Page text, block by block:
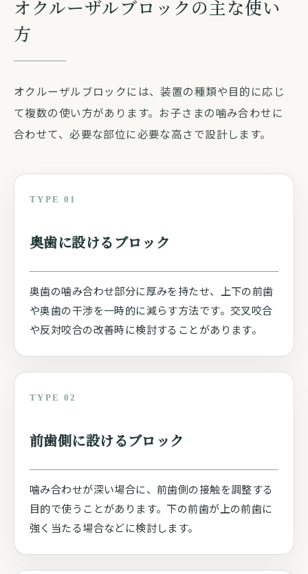
オクルーザルブロックの主な使い
方
オクルーザルブロックには、装置の種類や目的に応じ
て複数の使い方があります。お子さまの噛み合わせに
合わせて、必要な部位に必要な高さで設計します。
TYPE 01
奥歯に設けるブロック
奥歯の噛み合わせ部分に厚みを持たせ、上下の前歯
や奥歯の干渉を一時的に減らす方法です。交叉咬合
や反対咬合の改善時に検討することがあります。
TYPE 02
前歯側に設けるブロック
噛み合わせが深い場合に、前歯側の接触を調整する
目的で使うことがあります。下の前歯が上の前歯に
強く当たる場合などに検討します。